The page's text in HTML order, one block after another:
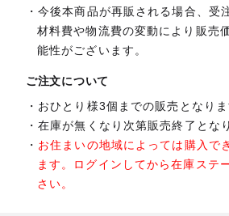
今後本商品が再販される場合、受
材料費や物流費の変動により販売
能性がございます。
ご注文について
おひとり様3個までの販売となりま
在庫が無くなり次第販売終了とな
お住まいの地域によっては購入で
ます。ログインしてから在庫ステ
さい。